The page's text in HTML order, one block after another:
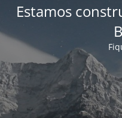
Estamos